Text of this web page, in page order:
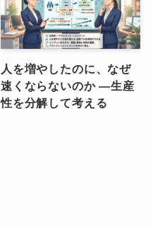
人を増やしたのに、なぜ
速くならないのか ―生産
性を分解して考える